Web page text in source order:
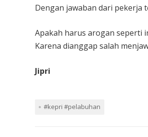
Dengan jawaban dari pekerja
Apakah harus arogan seperti
Karena dianggap salah
Jipri
#kepri #pelabuhan